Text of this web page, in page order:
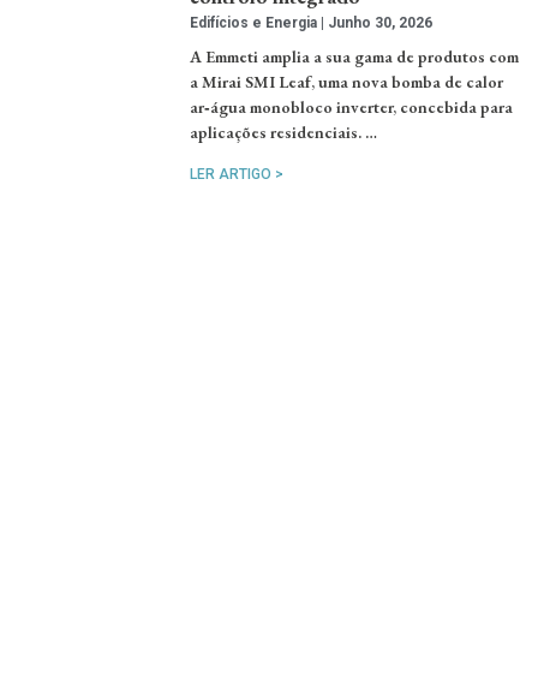
Edifícios e Energia Junho 30, 2026
A Emmeti amplia a sua gama de produtos com
a Mirai SMI Leaf, uma nova bomba de calor
ar‑água monobloco inverter, concebida para
aplicações residenciais. …
LER ARTIGO >